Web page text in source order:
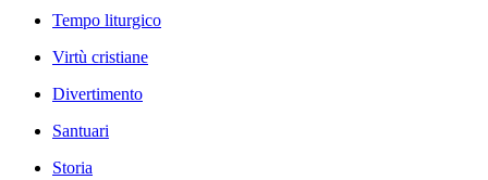
Tempo liturgico
Virtù cristiane
Divertimento
Santuari
Storia